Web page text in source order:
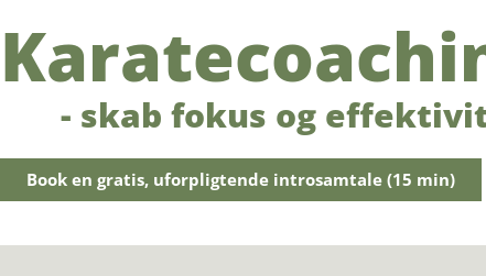
- skab fokus og
Book en gratis, uforpligtende introsamtale (15 min)